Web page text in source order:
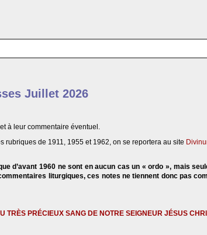
Juillet 2026
à leur commentaire éventuel.
rubriques de 1911, 1955 et 1962, on se reportera au site
d’avant 1960 ne sont en aucun cas un « ordo », mais
liturgiques, ces notes ne tiennent donc pas
TRÈS PRÉCIEUX SANG DE NOTRE SEIGNEUR JÉSUS